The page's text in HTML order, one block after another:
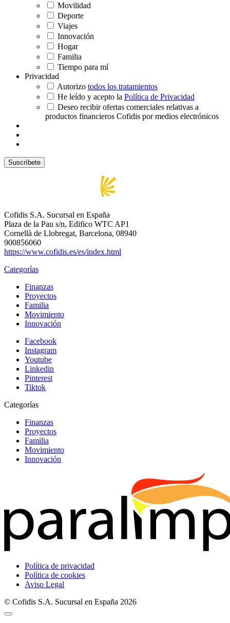
Movilidad
Deporte
Viajes
Innovación
Hogar
Familia
Tiempo para mí
Privacidad
Autorizo todos los tratamientos
He leído y acepto la Política de Privacidad
Deseo recibir ofertas comerciales relativas a
productos financieros Cofidis por medios electrónicos
Cofidis S.A. Sucursal en España
Plaza de la Pau s/n, Edifico WTC AP1
Cornellà de Llobregat, Barcelona, 08940
900856060
https://www.cofidis.es/es/index.html
Categorías
Finanzas
Proyectos
Familia
Movimiento
Innovación
Facebook
Instagram
Youtube
Linkedin
Pinterest
Tiktok
Categorías
Finanzas
Proyectos
Familia
Movimiento
Innovación
Política de privacidad
Política de cookies
Aviso Legal
© Cofidis S.A. Sucursal en España 2026